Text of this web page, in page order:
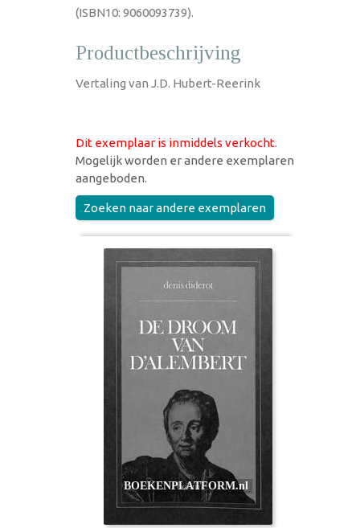
(ISBN10: 9060093739).
Productbeschrijving
Vertaling van J.D. Hubert-Reerink
Dit exemplaar is inmiddels verkocht.
Mogelijk worden er andere exemplaren
aangeboden.
Zoeken naar andere exemplaren